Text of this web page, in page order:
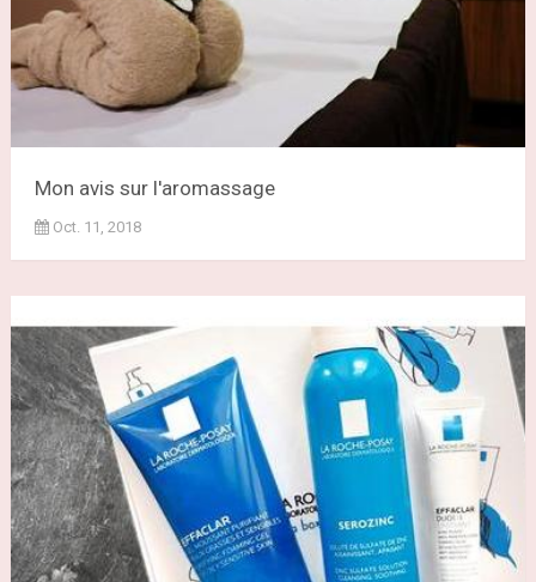
Mon avis sur l'aromassage
Oct. 11, 2018